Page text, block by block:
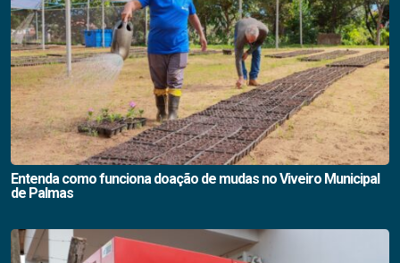
Entenda como funciona doação de mudas no Viveiro Municipal
de Palmas